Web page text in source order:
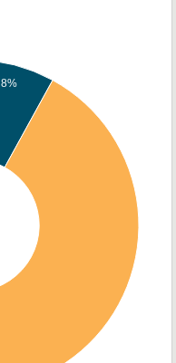
8%